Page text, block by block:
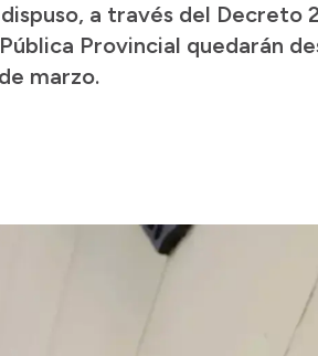
a través del Decreto
Provincial quedarán
marzo.